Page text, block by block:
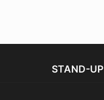
STAND-UP